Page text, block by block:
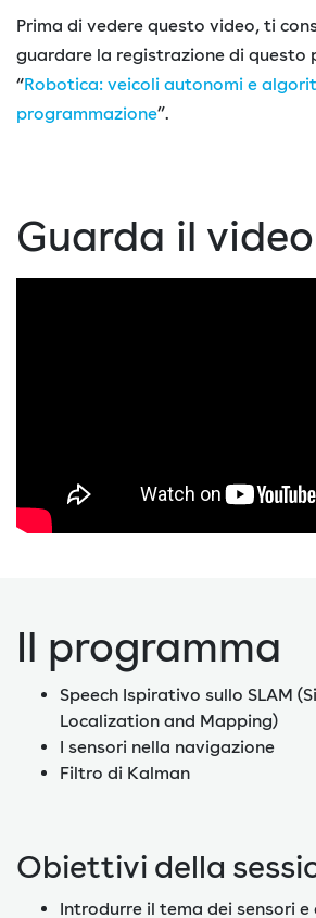
Prima di vedere questo video, ti
guardare la registrazione di questo
“Robotica: veicoli autonomi e
programmazione”.
Guarda il video
Il programma
Speech Ispirativo sullo SLAM
Localization and Mapping)
I sensori nella navigazione
Filtro di Kalman
Obiettivi della
Introdurre il tema dei sensori e